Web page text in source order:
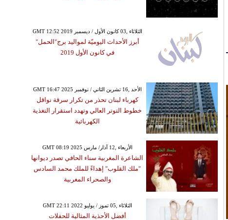
GMT 12:52 2019 الثلاثاء ,03 كانون الأول / ديسمبر
أبرز الأحداث اليوميّة لمواليد برج"الحمل"
في كانون الأول 2019
GMT 16:47 2025 الأحد ,16 تشرين الثاني / نوفمبر
كهرباء لبنان تحذر من تكرار سرقة نواقل
خطوط التوتر العالي وتهدد استقرار التغذية
الكهربائية
GMT 08:19 2025 الأربعاء ,12 آذار/ مارس
الشاعرة المغربية سناء الحافي تصدر ديوانها
"ملك القلوب" إهداءً للملك محمد السادس
والصحراء المغربية
GMT 22:11 2022 الثلاثاء ,05 تموز / يوليو
أفضل الأحذية المثالية للحفلات